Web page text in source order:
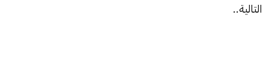
التالية..